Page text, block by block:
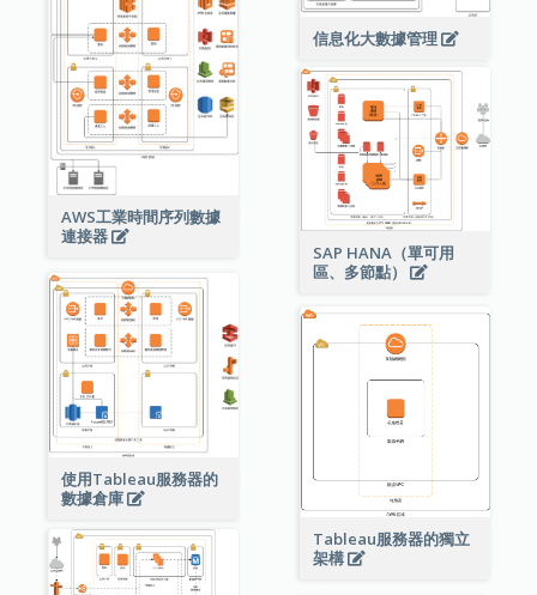
AWS工業時間序列數據
連接器
信息化大數據管理
SAP HANA（單可用
區、多節點）
使用Tableau服務器的
數據倉庫
Tableau服務器的獨立
架構